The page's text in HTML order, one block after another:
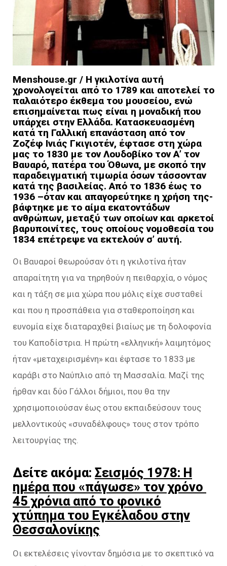
Menshouse.gr / Η γκιλοτίνα αυτή
χρονολογείται από το 1789 και αποτελεί το
παλαιότερο έκθεμα του μουσείου, ενώ
επισημαίνεται πως είναι η μοναδική που
υπάρχει στην Ελλάδα. Κατασκευασμένη
κατά τη Γαλλική επανάσταση από τον
Ζοζέφ Ινιάς Γκιγιοτέν, έφτασε στη χώρα
μας το 1830 με τον Λουδοβίκο τον Α’ τον
Βαυαρό, πατέρα του Όθωνα, με σκοπό την
παραδειγματική τιμωρία όσων τάσσονταν
κατά της βασιλείας. Από το 1836 έως το
1936 –όταν και απαγορεύτηκε η χρήση της-
βάφτηκε με το αίμα εκατοντάδων
ανθρώπων, μεταξύ των οποίων και αρκετοί
βαρυποινίτες, τους οποίους νομοθεσία του
1834 επέτρεψε να εκτελούν σ’ αυτή.
Οι Βαυαροί θεωρούσαν ότι η γκιλοτίνα ήταν
απαραίτητη για να τηρηθούν η πειθαρχία, ο νόμος
και η τάξη σε μια χώρα που μόλις είχε συσταθεί
και που η προσπάθεια για σταθεροποίηση και
ευνομία είχε διαταραχθεί βιαίως με τη δολοφονία
του Καποδίστρια. Η πρώτη «ελληνική» λαιμητόμος
ήταν «μεταχειρισμένη» και έφτασε το 1833 με
καράβι στο Ναύπλιο από τη Μασσαλία. Μαζί της
ήρθαν και δύο Γάλλοι δήμιοι, που θα την
χρησιμοποιούσαν έως οτου εκπαιδεύσουν τους
μελλοντικούς «συναδέλφους» τους στον τρόπο
λειτουργίας της.
Δείτε ακόμα: Σεισμός 1978: Η
ημέρα που «πάγωσε» τον χρόνο
45 χρόνια από το φονικό
χτύπημα του Εγκέλαδου στην
Θεσσαλονίκης
Οι εκτελέσεις γίνονταν δημόσια με το σκεπτικό να